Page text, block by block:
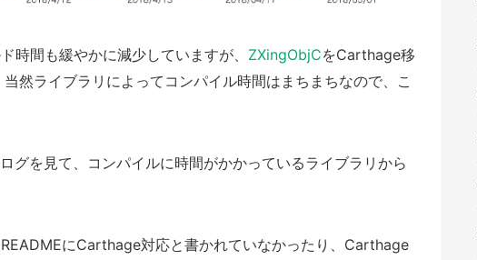
間も緩やかに減少していますが、 ZXingObjCをCarthage移
然ライブラリによってコンパイル時間はまちまちなので、こ
グを見て、コンパイルに時間がかかっているライブラリから
にCarthage対応と書かれていなかったり、Carthage